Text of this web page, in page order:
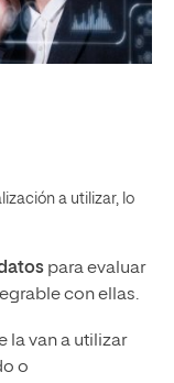
a utilizar, lo
para evaluar
con ellas.
la van a utilizar
o